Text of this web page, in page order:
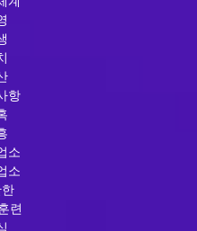
항
소
소
련